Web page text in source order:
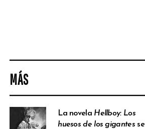
MÁS
La novela Hellboy: Los
huesos de los gigantesse